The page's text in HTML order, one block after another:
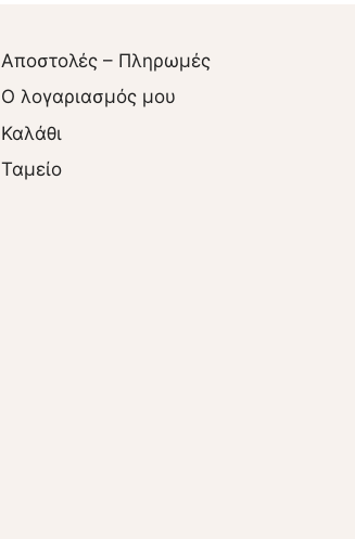
Αποστολές – Πληρωμές
O λογαριασμός μου
Καλάθι
Ταμείο